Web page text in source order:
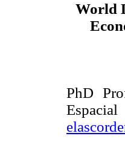
World
PhD